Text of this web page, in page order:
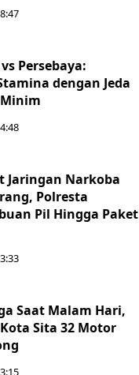
Persebaya:
dengan Jeda
Jaringan Narkoba
Polresta
Pil Hingga Paket
Saat Malam Hari,
Sita 32 Motor